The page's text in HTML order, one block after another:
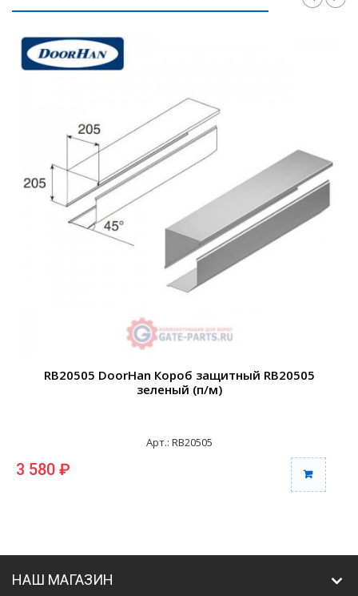
RB20505 DoorHan Короб защитный RB20505
зеленый (п/м)
Арт.: RB20505
3 580 ₽
НАШ МАГАЗИН